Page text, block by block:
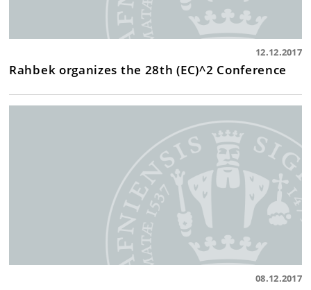
12.12.2017
Rahbek organizes the 28th (EC)^2 Conference
08.12.2017